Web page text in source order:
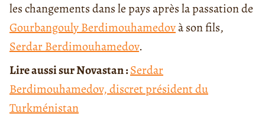
les changements dans le pays après la passation de
Gourbangouly Berdimouhamedovà son fils,
Serdar Berdimouhamedov.
Lire aussi sur Novastan :Serdar
Berdimouhamedov, discret président du
Turkménistan